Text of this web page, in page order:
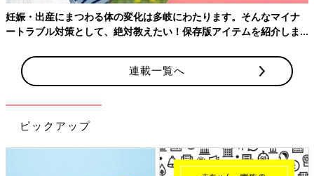
妊娠・出産にまつわる体の変化は多岐にわたります。そんなマイナ
ートラブル対策として、絶対教えたい！保存版アイテムを紹介しま
連載一覧へ
ピックアップ